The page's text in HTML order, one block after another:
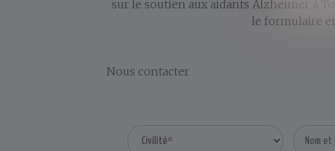
sur le soutien aux aidants Alzheimer à
le formulaire
Nous contacter